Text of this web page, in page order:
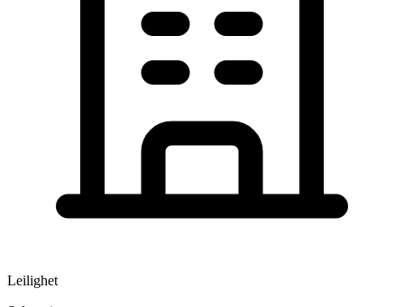
Leilighet